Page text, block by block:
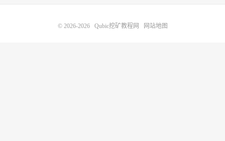
© 2026-2026 Qubic挖矿教程网 网站地图